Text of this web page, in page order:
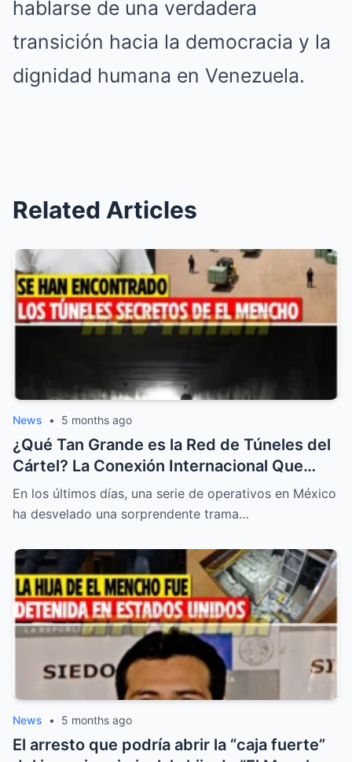
hablarse de una verdadera
transición hacia la democracia y la
dignidad humana en Venezuela.
Related Articles
News • 5 months ago
¿Qué Tan Grande es la Red de Túneles del
Cártel? La Conexión Internacional Que
Podría Derrumbar El Imperio del Mencho
En los últimos días, una serie de operativos en México
ha desvelado una sorprendente trama…
News • 5 months ago
El arresto que podría abrir la “caja fuerte”